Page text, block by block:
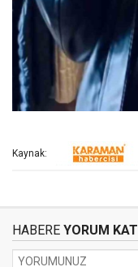
Kaynak:
HABERE YORUM KAT